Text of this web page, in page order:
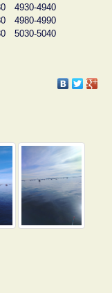
4930-4940
4980-4990
5030-5040